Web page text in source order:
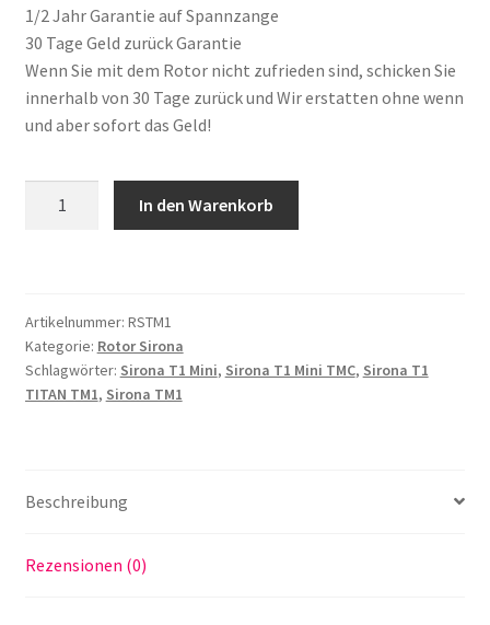
1/2 Jahr Garantie auf Spannzange
30 Tage Geld zurück Garantie
Wenn Sie mit dem Rotor nicht zufrieden sind, schicken Sie
innerhalb von 30 Tage zurück und Wir erstatten ohne wenn
und aber sofort das Geld!
TITAN
TM1
Turbine
in
In den Warenkorb
Artikelnummer: RSTM1
Kategorie: Rotor Sirona
Schlagwörter: Sirona T1 Mini, Sirona T1 Mini TMC, Sirona T1
TITAN TM1, Sirona TM1
Beschreibung
Rezensionen (0)